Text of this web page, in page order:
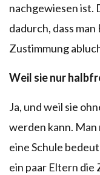
nachgewiesen ist.
dadurch, dass
Zustimmung
Weil sie nur
Ja, und weil sie
werden kann. Man
eine Schule
ein paar Eltern die